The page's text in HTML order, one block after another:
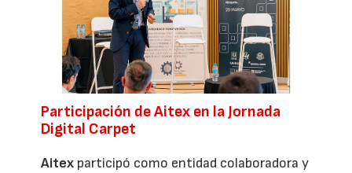
Participación de Aitex en la Jornada
Digital Carpet
Aitex participó como entidad colaboradora y